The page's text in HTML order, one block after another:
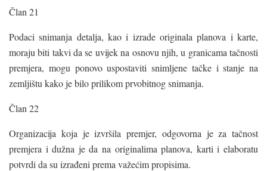
Član 21
Podaci snimanja detalja, kao i izrade originala planova i karte,
moraju biti takvi da se uvijek na osnovu njih, u granicama tačnosti
premjera, mogu ponovo uspostaviti snimljene tačke i stanje na
zemljištu kako je bilo prilikom prvobitnog snimanja.
Član 22
Organizacija koja je izvršila premjer, odgovorna je za tačnost
premjera i dužna je da na originalima planova, karti i elaboratu
potvrdi da su izrađeni prema važećim propisima.